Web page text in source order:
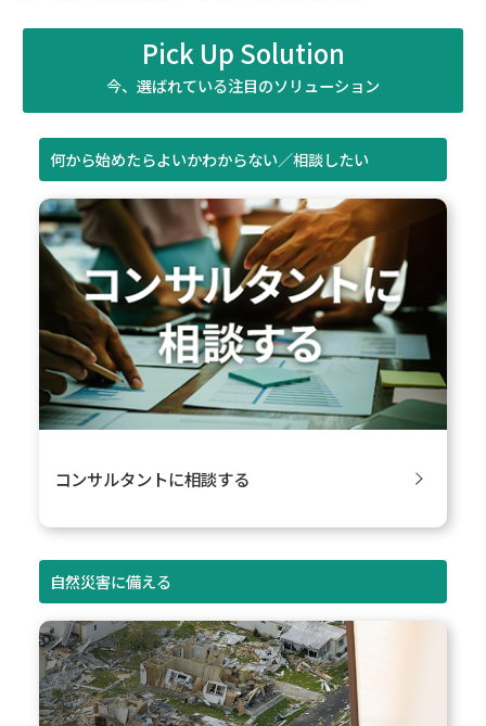
【お客さま事例】『日本全国住宅資産データ』で高潮と
洪水の複合災害の事前対策を検討する 豊橋技術科学大
学 豊田将也准教授
ターリスク総研の『日本全国住宅資産データ』。こデー
タをどう活用しているのか詳しく話を伺いました。
#高潮 #洪水 #複合災害
#お客さま事例
#インタビュー
#防災・減災・防犯（火災・爆発・落雷・台風・洪水・積
雪・地震・盗難）
コラム／トピックス一覧はこちら
実践ソリューションの詳細
押さえたい8つのリスクのマネジメントを支援
「水災リスク」「地震・津波リスク」「自然災害ハザード情
報調査」「落雷リスク」「リスクサーベイ（リスク調査）」
「化学物質の漏洩拡散シミュレーション」「輻射熱計算・消
火戦術シミュレーション」「盗難リスクサーベイ」などにつ
いて、
リスクマネジメントの課題を解決するコンサルティングメニ